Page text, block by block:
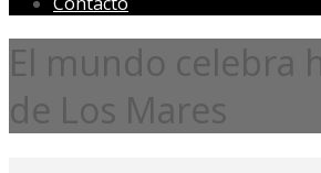
El mundo celebra
de Los Mares